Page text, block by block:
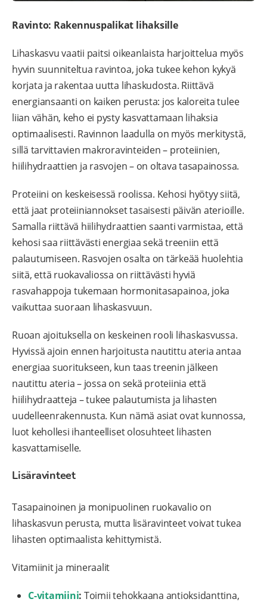
Ravinto: Rakennuspalikat lihaksille
Lihaskasvu vaatii paitsi oikeanlaista harjoittelua myös
hyvin suunniteltua ravintoa, joka tukee kehon kykyä
korjata ja rakentaa uutta lihaskudosta. Riittävä
energiansaanti on kaiken perusta: jos kaloreita tulee
liian vähän, keho ei pysty kasvattamaan lihaksia
optimaalisesti. Ravinnon laadulla on myös merkitystä,
sillä tarvittavien makroravinteiden – proteiinien,
hiilihydraattien ja rasvojen – on oltava tasapainossa.
Proteiini on keskeisessä roolissa. Kehosi hyötyy siitä,
että jaat proteiiniannokset tasaisesti päivän aterioille.
Samalla riittävä hiilihydraattien saanti varmistaa, että
kehosi saa riittävästi energiaa sekä treeniin että
palautumiseen. Rasvojen osalta on tärkeää huolehtia
siitä, että ruokavaliossa on riittävästi hyviä
rasvahappoja tukemaan hormonitasapainoa, joka
vaikuttaa suoraan lihaskasvuun.
Ruoan ajoituksella on keskeinen rooli lihaskasvussa.
Hyvissä ajoin ennen harjoitusta nautittu ateria antaa
energiaa suoritukseen, kun taas treenin jälkeen
nautittu ateria – jossa on sekä proteiinia että
hiilihydraatteja – tukee palautumista ja lihasten
uudelleenrakennusta. Kun nämä asiat ovat kunnossa,
luot kehollesi ihanteelliset olosuhteet lihasten
kasvattamiselle.
Lisäravinteet
Tasapainoinen ja monipuolinen ruokavalio on
lihaskasvun perusta, mutta lisäravinteet voivat tukea
lihasten optimaalista kehittymistä.
Vitamiinit ja mineraalit
C-vitamiini: Toimii tehokkaana antioksidanttina,